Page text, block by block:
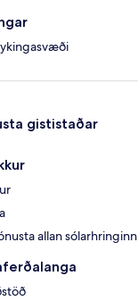
gististaðar
allan sólarhringinn